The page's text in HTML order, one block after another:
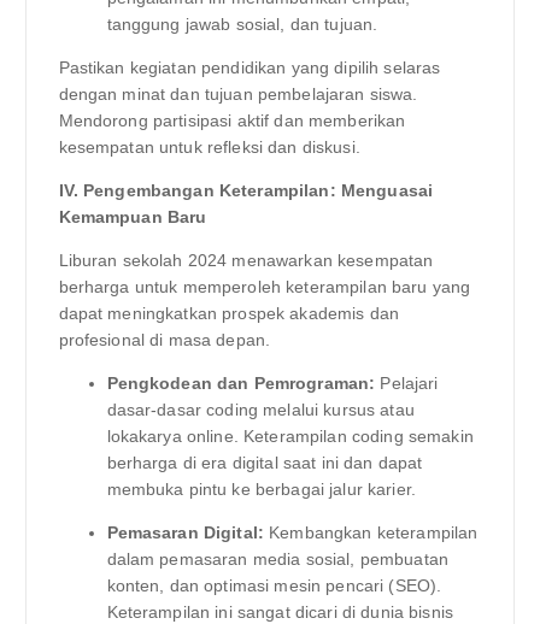
tanggung jawab sosial, dan tujuan.
Pastikan kegiatan pendidikan yang dipilih selaras
dengan minat dan tujuan pembelajaran siswa.
Mendorong partisipasi aktif dan memberikan
kesempatan untuk refleksi dan diskusi.
IV. Pengembangan Keterampilan: Menguasai
Kemampuan Baru
Liburan sekolah 2024 menawarkan kesempatan
berharga untuk memperoleh keterampilan baru yang
dapat meningkatkan prospek akademis dan
profesional di masa depan.
Pengkodean dan Pemrograman: Pelajari
dasar-dasar coding melalui kursus atau
lokakarya online. Keterampilan coding semakin
berharga di era digital saat ini dan dapat
membuka pintu ke berbagai jalur karier.
Pemasaran Digital: Kembangkan keterampilan
dalam pemasaran media sosial, pembuatan
konten, dan optimasi mesin pencari (SEO).
Keterampilan ini sangat dicari di dunia bisnis